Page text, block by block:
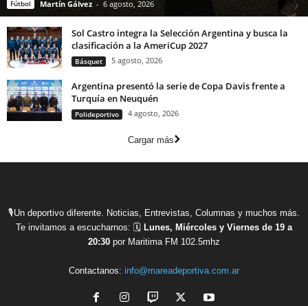
Fútbol Martín Gálvez - 6 agosto, 2026
Sol Castro integra la Selección Argentina y busca la
clasificación a la AmeriCup 2027
Básquet 5 agosto, 2026
Argentina presentó la serie de Copa Davis frente a
Turquía en Neuquén
Polideportivo 4 agosto, 2026
Cargar más
🎙Un deportivo diferente. Noticias, Entrevistas, Columnas y muchos más.
Te invitamos a escucharnos: 🗓 Lunes, Miércoles y Viernes de 19 a
20:30 por Maritima FM 102.5mhz
Contactanos: info@mareadeportiva.com.ar